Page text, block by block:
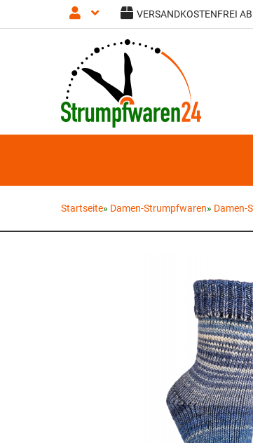
VERSANDKOSTENFREI
Anmelden Registrieren
Startseite» Damen-Strumpfwaren» Damen-